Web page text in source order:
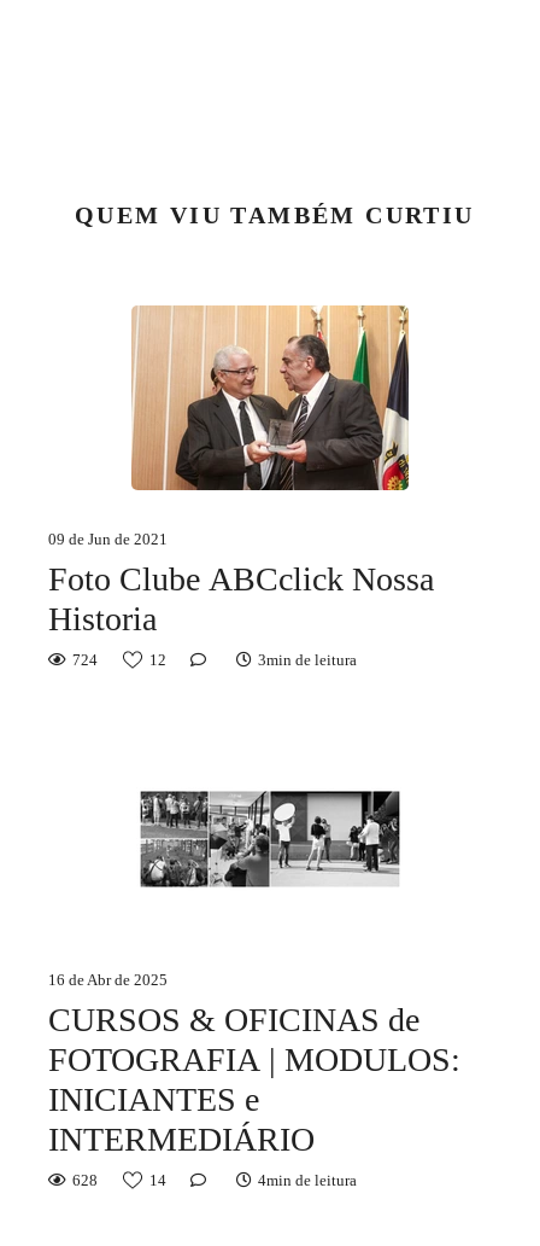
QUEM VIU TAMBÉM CURTIU
09 de Jun de 2021
Foto Clube ABCclick Nossa
Historia
724 12 3min de leitura
16 de Abr de 2025
CURSOS & OFICINAS de
FOTOGRAFIA | MODULOS:
INICIANTES e
INTERMEDIÁRIO
628 14 4min de leitura